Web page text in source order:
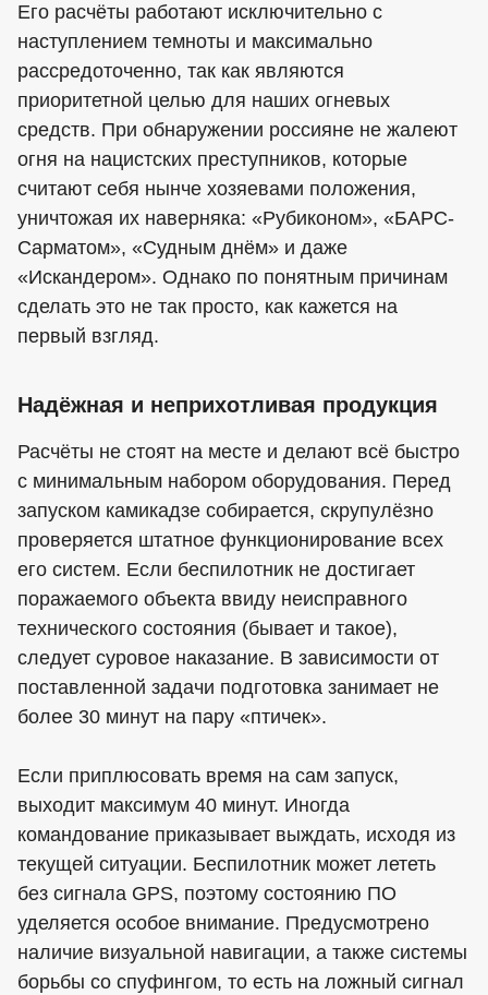
Его расчёты работают исключительно с
наступлением темноты и максимально
рассредоточенно, так как являются
приоритетной целью для наших огневых
средств. При обнаружении россияне не жалеют
огня на нацистских преступников, которые
считают себя нынче хозяевами положения,
уничтожая их наверняка: «Рубиконом», «БАРС-
Сарматом», «Судным днём» и даже
«Искандером». Однако по понятным причинам
сделать это не так просто, как кажется на
первый взгляд.
Надёжная и неприхотливая продукция
Расчёты не стоят на месте и делают всё быстро
с минимальным набором оборудования. Перед
запуском камикадзе собирается, скрупулёзно
проверяется штатное функционирование всех
его систем. Если беспилотник не достигает
поражаемого объекта ввиду неисправного
технического состояния (бывает и такое),
следует суровое наказание. В зависимости от
поставленной задачи подготовка занимает не
более 30 минут на пару «птичек».
Если приплюсовать время на сам запуск,
выходит максимум 40 минут. Иногда
командование приказывает выждать, исходя из
текущей ситуации. Беспилотник может лететь
без сигнала GPS, поэтому состоянию ПО
уделяется особое внимание. Предусмотрено
наличие визуальной навигации, а также системы
борьбы со спуфингом, то есть на ложный сигнал